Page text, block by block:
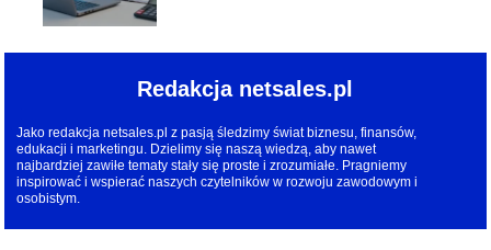
Redakcja netsales.pl
Jako redakcja netsales.pl z pasją śledzimy świat biznesu, finansów,
edukacji i marketingu. Dzielimy się naszą wiedzą, aby nawet
najbardziej zawiłe tematy stały się proste i zrozumiałe. Pragniemy
inspirować i wspierać naszych czytelników w rozwoju zawodowym i
osobistym.